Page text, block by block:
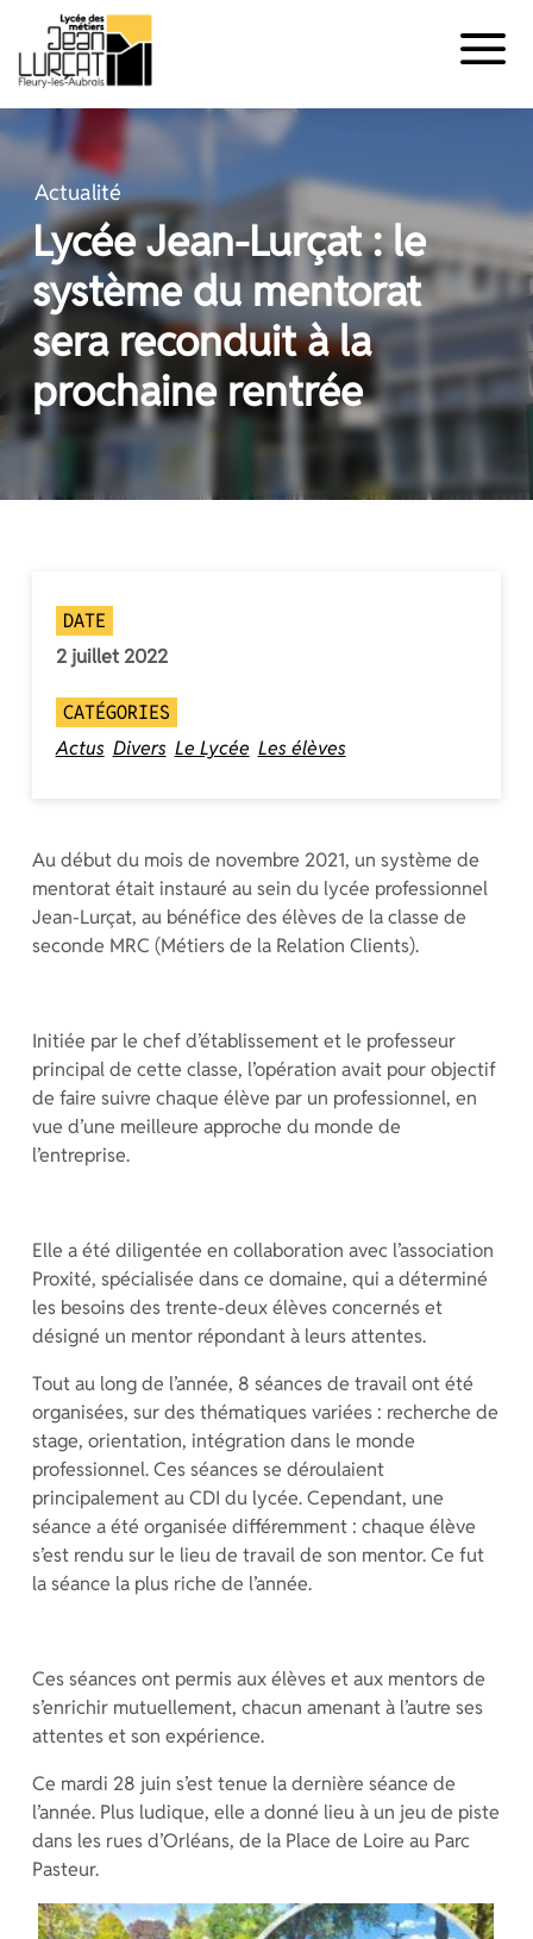
au
contenu
Actualité
Lycée Jean-Lurçat : le
système du mentorat
sera reconduit à la
prochaine rentrée
DATE
2 juillet 2022
CATÉGORIES
Actus Divers Le Lycée Les élèves
Au début du mois de novembre 2021, un système de
mentorat était instauré au sein du lycée professionnel
Jean-Lurçat, au bénéfice des élèves de la classe de
seconde MRC (Métiers de la Relation Clients).
Initiée par le chef d’établissement et le professeur
principal de cette classe, l’opération avait pour objectif
de faire suivre chaque élève par un professionnel, en
vue d’une meilleure approche du monde de
l’entreprise.
Elle a été diligentée en collaboration avec l’association
Proxité, spécialisée dans ce domaine, qui a déterminé
les besoins des trente-deux élèves concernés et
désigné un mentor répondant à leurs attentes.
Tout au long de l’année, 8 séances de travail ont été
organisées, sur des thématiques variées : recherche de
stage, orientation, intégration dans le monde
professionnel. Ces séances se déroulaient
principalement au CDI du lycée. Cependant, une
séance a été organisée différemment : chaque élève
s’est rendu sur le lieu de travail de son mentor. Ce fut
la séance la plus riche de l’année.
Ces séances ont permis aux élèves et aux mentors de
s’enrichir mutuellement, chacun amenant à l’autre ses
attentes et son expérience.
Ce mardi 28 juin s’est tenue la dernière séance de
l’année. Plus ludique, elle a donné lieu à un jeu de piste
dans les rues d’Orléans, de la Place de Loire au Parc
Pasteur.
Panneau de gestion des cookies